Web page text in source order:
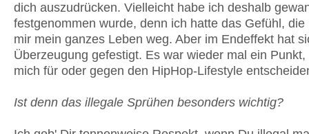
dich auszudrücken. Vielleicht habe ich deshalb
festgenommen wurde, denn ich hatte das Gefühl, die
mir mein ganzes Leben weg. Aber im Endeffekt hat
Überzeugung gefestigt. Es war wieder mal ein
mich für oder gegen den HipHop-Lifestyle
Ist denn das illegale Sprühen besonders wichtig?